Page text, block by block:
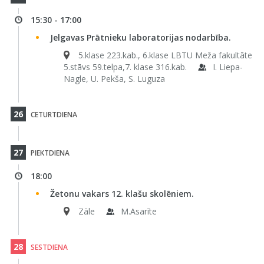
15:30 - 17:00
Jelgavas Prātnieku laboratorijas nodarbība.
5.klase 223.kab., 6.klase LBTU Meža fakultāte
5.stāvs 59.telpa,7. klase 316.kab.
I. Liepa-
Nagle, U. Pekša, S. Luguza
26 CETURTDIENA
27 PIEKTDIENA
18:00
Žetonu vakars 12. klašu skolēniem.
Zāle
M.Asarīte
28 SESTDIENA